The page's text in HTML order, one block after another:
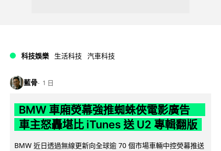
科技娛樂 生活科技 汽車科技
藍骨 1 日
BMW 車廂熒幕強推蜘蛛俠電影廣告
車主怒轟堪比 iTunes 送 U2 專輯翻版
BMW 近日透過無線更新向全球逾 70 個市場車輛中控熒幕推送